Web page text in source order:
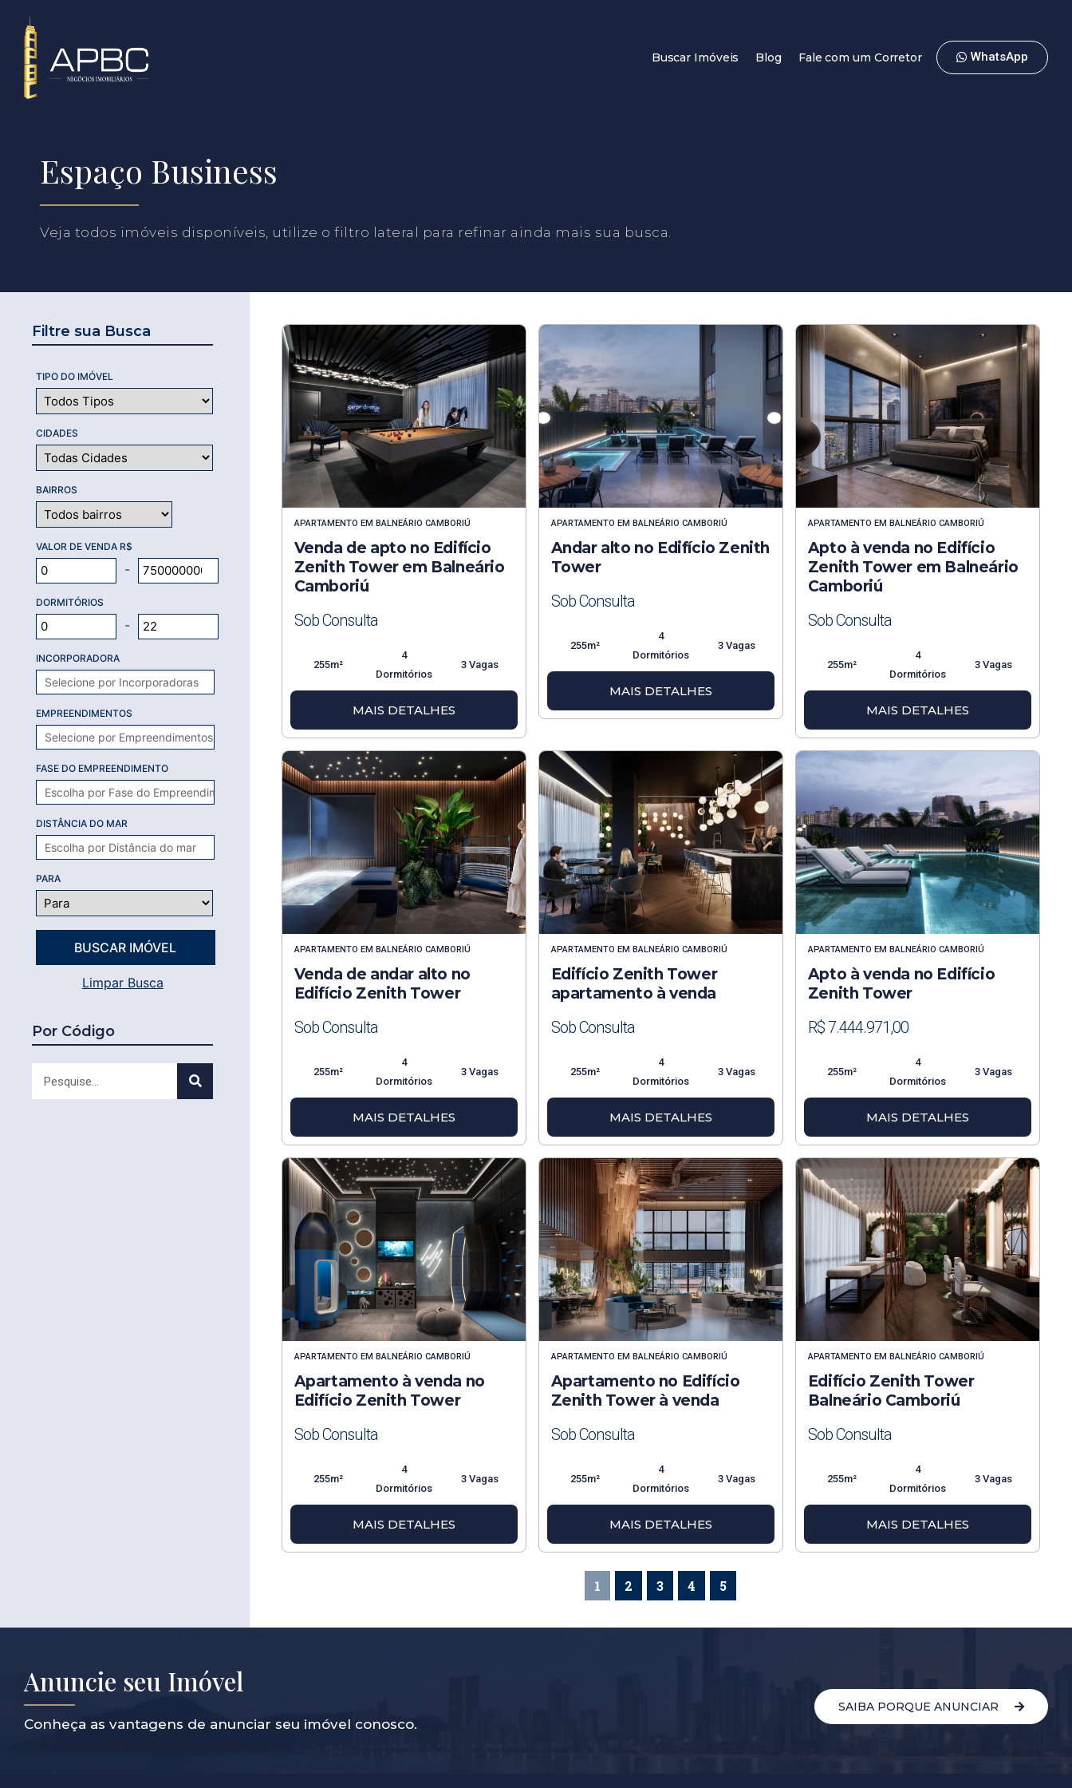
Buscar Imóveis Blog Fale com um Corretor WhatsApp
Espaço Business
Veja todos imóveis disponíveis, utilize o filtro lateral para refinar ainda mais sua busca.
Filtre sua Busca
TIPO DO IMÓVEL
CIDADES
BAIRROS
VALOR DE VENDA R$
-
DORMITÓRIOS
-
INCORPORADORA
EMPREENDIMENTOS
FASE DO EMPREENDIMENTO
DISTÂNCIA DO MAR
PARA
Limpar Busca
Por Código
APARTAMENTO EM BALNEÁRIO CAMBORIÚ
Venda de apto no Edifício
Zenith Tower em Balneário
Camboriú
Sob Consulta
255m²
4
Dormitórios
3 Vagas
MAIS DETALHES
APARTAMENTO EM BALNEÁRIO CAMBORIÚ
Andar alto no Edifício Zenith
Tower
Sob Consulta
255m²
4
Dormitórios
3 Vagas
MAIS DETALHES
APARTAMENTO EM BALNEÁRIO CAMBORIÚ
Apto à venda no Edifício
Zenith Tower em Balneário
Camboriú
Sob Consulta
255m²
4
Dormitórios
3 Vagas
MAIS DETALHES
APARTAMENTO EM BALNEÁRIO CAMBORIÚ
Venda de andar alto no
Edifício Zenith Tower
Sob Consulta
255m²
4
Dormitórios
3 Vagas
MAIS DETALHES
APARTAMENTO EM BALNEÁRIO CAMBORIÚ
Edifício Zenith Tower
apartamento à venda
Sob Consulta
255m²
4
Dormitórios
3 Vagas
MAIS DETALHES
APARTAMENTO EM BALNEÁRIO CAMBORIÚ
Apto à venda no Edifício
Zenith Tower
R$ 7.444.971,00
255m²
4
Dormitórios
3 Vagas
MAIS DETALHES
APARTAMENTO EM BALNEÁRIO CAMBORIÚ
Apartamento à venda no
Edifício Zenith Tower
Sob Consulta
255m²
4
Dormitórios
3 Vagas
MAIS DETALHES
APARTAMENTO EM BALNEÁRIO CAMBORIÚ
Apartamento no Edifício
Zenith Tower à venda
Sob Consulta
255m²
4
Dormitórios
3 Vagas
MAIS DETALHES
APARTAMENTO EM BALNEÁRIO CAMBORIÚ
Edifício Zenith Tower
Balneário Camboriú
Sob Consulta
255m²
4
Dormitórios
3 Vagas
MAIS DETALHES
1 2 3 4 5
Anuncie seu Imóvel
Conheça as vantagens de anunciar seu imóvel conosco.
SAIBA PORQUE ANUNCIAR